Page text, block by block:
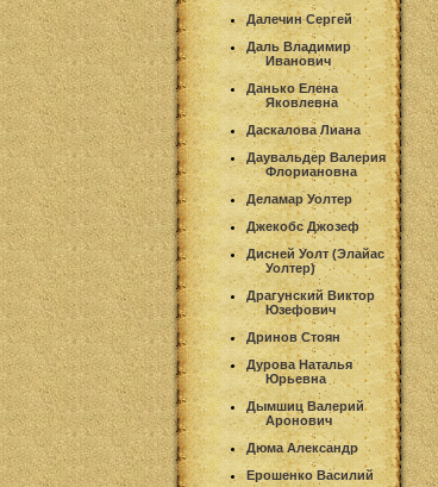
Далечин Сергей
Даль Владимир
Иванович
Данько Елена
Яковлевна
Даскалова Лиана
Даувальдер Валерия
Флориановна
Деламар Уолтер
Джекобс Джозеф
Дисней Уолт (Элайас
Уолтер)
Драгунский Виктор
Юзефович
Дринов Стоян
Дурова Наталья
Юрьевна
Дымшиц Валерий
Аронович
Дюма Александр
Ерошенко Василий